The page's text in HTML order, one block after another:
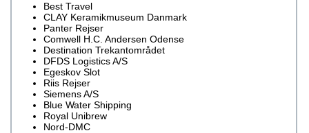
Best Travel
CLAY Keramikmuseum Danmark
Panter Rejser
Comwell H.C. Andersen Odense
Destination Trekantområdet
DFDS Logistics A/S
Egeskov Slot
Riis Rejser
Siemens A/S
Blue Water Shipping
Royal Unibrew
Nord-DMC